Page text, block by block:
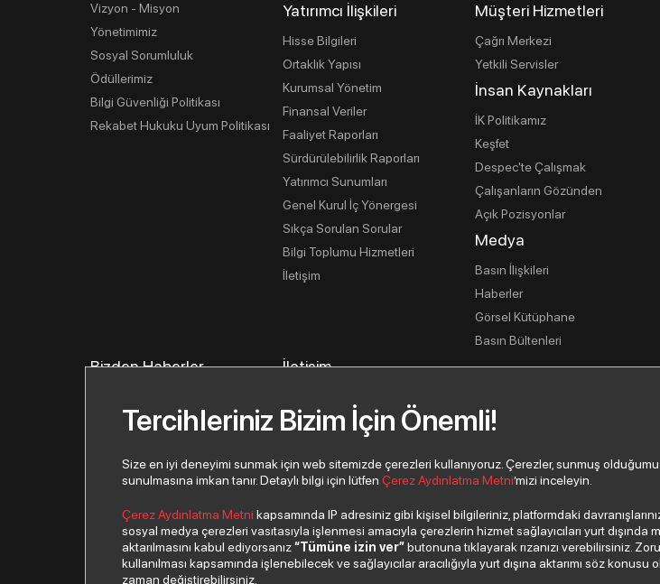
Vizyon - Misyon
Yönetimimiz
Sosyal Sorumluluk
Ödüllerimiz
Bilgi Güvenliği Politikası
Rekabet Hukuku Uyum Politikası
Yatırımcı İlişkileri
Hisse Bilgileri
Ortaklık Yapısı
Kurumsal Yönetim
Finansal Veriler
Faaliyet Raporları
Sürdürülebilirlik Raporları
Yatırımcı Sunumları
Genel Kurul İç Yönergesi
Sıkça Sorulan Sorular
Bilgi Toplumu Hizmetleri
İletişim
Müşteri Hizmetleri
Çağrı Merkezi
Yetkili Servisler
İnsan Kaynakları
İK Politikamız
Keşfet
Despec'te Çalışmak
Çalışanların Gözünden
Açık Pozisyonlar
Medya
Basın İlişkileri
Haberler
Görsel Kütüphane
Basın Bültenleri
Bizden Haberler İletişim
İletişim Formu
© 2026 Copyright Despec A.Ş. Tüm hakları saklıdır.
Tercihleriniz Bizim İçin Önemli!
Size en iyi deneyimi sunmak için web sitemizde çerezleri kullanıyoruz. Çerezler, sunmuş
sunulmasına imkan tanır. Detaylı bilgi için lütfenÇerez Aydınlatma Metni’mizi inceleyin.
Çerez Aydınlatma Metni kapsamında IP adresiniz gibi kişisel bilgileriniz, platformdaki
sosyal medya çerezleri vasıtasıyla işlenmesi amacıyla çerezlerin hizmet sağlayıcıları yurt dışında
aktarılmasını kabul ediyorsanız“Tümüne izin ver”butonuna tıklayarak rızanızı verebilirsiniz.
kullanılması kapsamında işlenebilecek ve sağlayıcılar aracılığıyla yurt dışına aktarımı söz
zaman değiştirebilirsiniz.